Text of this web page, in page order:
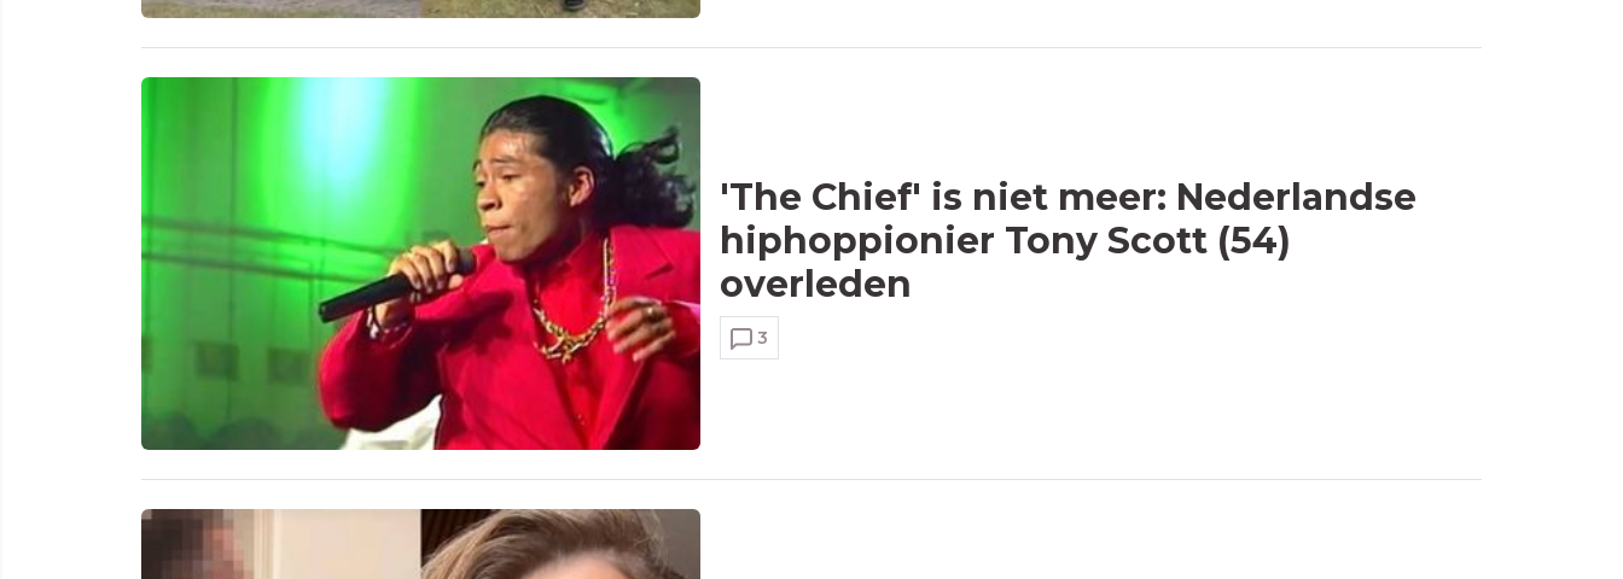
'The Chief' is niet meer: Nederlandse
hiphoppionier Tony Scott (54)
overleden
3